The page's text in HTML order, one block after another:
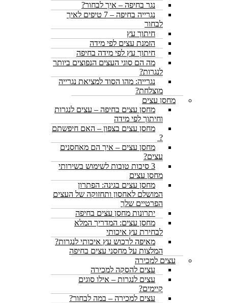
נגר בחיפה – איך לבחור?
נגרייה בחיפה – 7 טיפים לאיך
לבחור
חיתוך עץ
הזמנת עצים לפי מידה
חיתוך עץ לפי מידה בחיפה
מה הם סוגי העצים הנפוצים ביותר
לנגרות?
נגרייה: מהו הסוד למציאת נגרייה
מוצלחת?
מחסן עצים
מחסן עצים בחיפה – עצים לנגרות
וחיתוך לפי מידה
מחסן עצים בצפון – האם חיפשתם
?
מחסן עצים – איך הם מאחסנים
עצים?
3 סיבות טובות לשימוש בשירותי
מחסן עצים
מחסן עצים בגינה: הפתרון
המושלם לאחסון ותחזוקה של העצים
הפרטיים שלך
יתרונות מחסן עצים בחיפה
מחסן עצים: המדריך המלא
לבחירת עץ איכותי
מאיפה לרכוש עץ איכותי לנגרות?
המלצות על מחסני עצים בחיפה
עצים למכירה
עצים להסקה למכירה
עצים לנגרות – אילו סוגים
קיימים?
עצים למכירה – במה לבחור?